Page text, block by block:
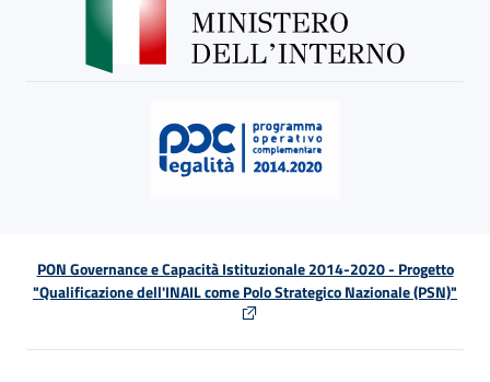
PON Governance e Capacità Istituzionale 2014-2020 - Progetto
"Qualificazione dell'INAIL come Polo Strategico Nazionale (PSN)"